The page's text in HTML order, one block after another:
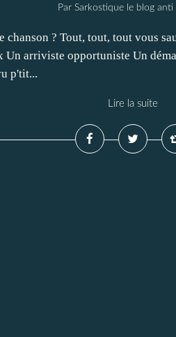
Par Sarkostique le blog anti
chanson ? Tout, tout, tout vous
arriviste opportuniste Un
p'tit...
Lire la suite